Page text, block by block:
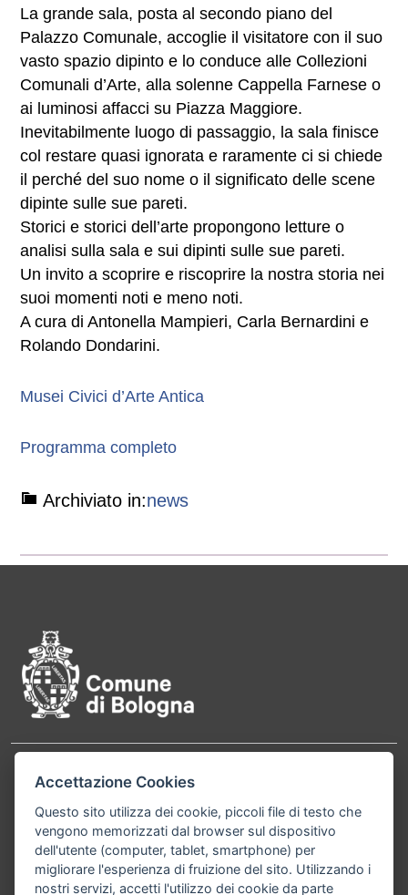
La grande sala, posta al secondo piano del
Palazzo Comunale, accoglie il visitatore con il suo
vasto spazio dipinto e lo conduce alle Collezioni
Comunali d’Arte, alla solenne Cappella Farnese o
ai luminosi affacci su Piazza Maggiore.
Inevitabilmente luogo di passaggio, la sala finisce
col restare quasi ignorata e raramente ci si chiede
il perché del suo nome o il significato delle scene
dipinte sulle sue pareti.
Storici e storici dell’arte propongono letture o
analisi sulla sala e sui dipinti sulle sue pareti.
Un invito a scoprire e riscoprire la nostra storia nei
suoi momenti noti e meno noti.
A cura di Antonella Mampieri, Carla Bernardini e
Rolando Dondarini.
Musei Civici d’Arte Antica
Programma completo
Archiviato in:news
Contatti
Comune di Bologna, Piazza Maggiore, 6 - 40124
Bologna P.Iva 01232710374 Cod. IBAN: IT 88 R
02008 02435 000020067156
Telefono:051203040
Accettazione Cookies
Questo sito utilizza dei cookie, piccoli file di testo che
vengono memorizzati dal browser sul dispositivo
dell'utente (computer, tablet, smartphone) per
migliorare l'esperienza di fruizione del sito. Utilizzando i
nostri servizi, accetti l'utilizzo dei cookie da parte